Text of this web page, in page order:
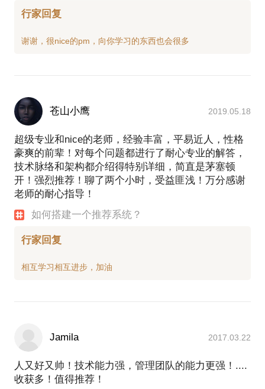
行家回复
苍山小鹰 2019.05.18
超级专业和nice的老师，经验丰富，平易近人，性格
豪爽的前辈！对每个问题都进行了耐心专业的解答，
技术脉络和架构都介绍得特别详细，简直是茅塞顿
开！强烈推荐！聊了两个小时，受益匪浅！万分感谢
老师的耐心指导！
如何搭建一个推荐系统？
行家回复
Jamila 2017.03.22
人又好又帅！技术能力强，管理团队的能力更强！....
收获多！值得推荐！